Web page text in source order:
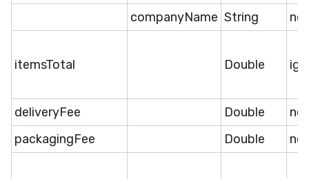
companyName String
itemsTotal Double
deliveryFee Double
packagingFee
Double